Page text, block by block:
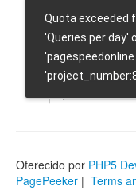
Oferecido por PHP5
PagePeeker | Terms